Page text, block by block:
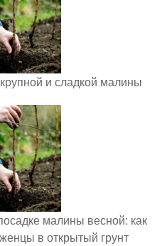
и сладкой малины
малины весной: как
в открытый грунт